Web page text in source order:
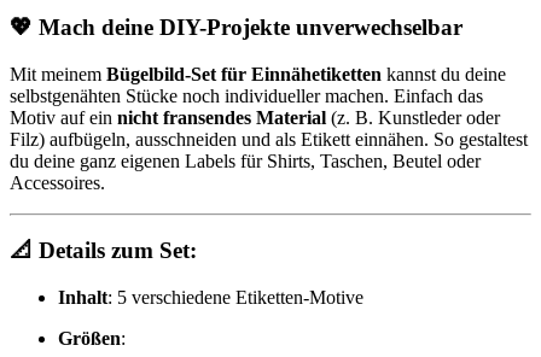
💖 Mach deine DIY-Projekte unverwechselbar
Mit meinem Bügelbild-Set für Einnähetiketten kannst du deine
selbstgenähten Stücke noch individueller machen. Einfach das
Motiv auf ein nicht fransendes Material (z. B. Kunstleder oder
Filz) aufbügeln, ausschneiden und als Etikett einnähen. So gestaltest
du deine ganz eigenen Labels für Shirts, Taschen, Beutel oder
Accessoires.
📐 Details zum Set:
Inhalt: 5 verschiedene Etiketten-Motive
Größen: